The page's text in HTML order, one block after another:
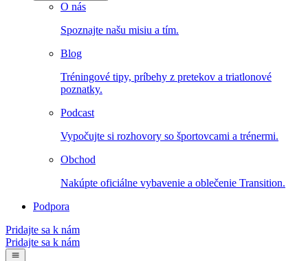
O nás
Spoznajte našu misiu a tím.
Blog
Tréningové tipy, príbehy z pretekov a triatlonové
poznatky.
Podcast
Vypočujte si rozhovory so športovcami a trénermi.
Obchod
Nakúpte oficiálne vybavenie a oblečenie Transition.
Podpora
Pridajte sa k nám
Pridajte sa k nám